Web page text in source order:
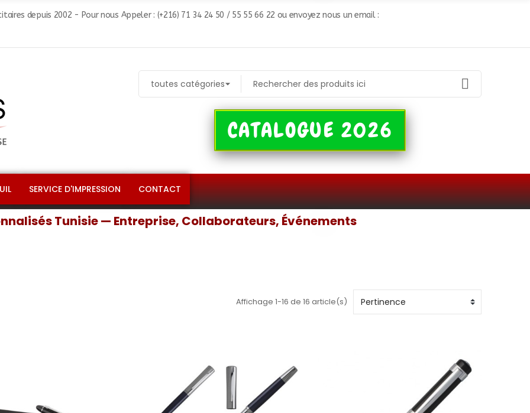
depuis 2002 - Pour nous Appeler : (+216) 71 34 24 50 / 55 55 66 22 ou envoyez nous un email :
CATALOGUE 2026
SERVICE D'IMPRESSION CONTACT
Tunisie — Entreprise, Collaborateurs, Événements
Affichage 1-16 de 16 article(s)